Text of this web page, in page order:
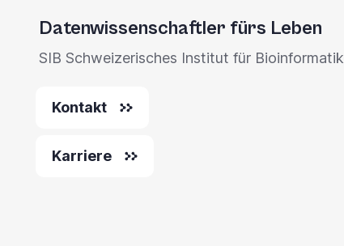
Datenwissenschaftler fürs Leben
SIB Schweizerisches Institut für Bioinformatik
Kontakt
Karriere